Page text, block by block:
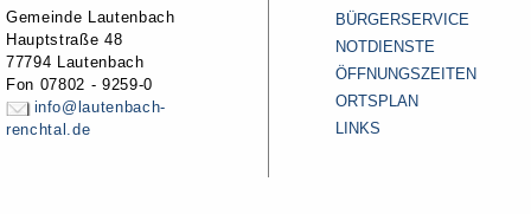
Gemeinde Lautenbach
Hauptstraße 48
77794 Lautenbach
Fon 07802 - 9259-0
info@lautenbach-
renchtal.de
BÜRGERSERVICE
NOTDIENSTE
ÖFFNUNGSZEITEN
ORTSPLAN
LINKS